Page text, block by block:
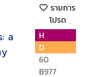
รายการ
โปรด
a
H
D
60
B977